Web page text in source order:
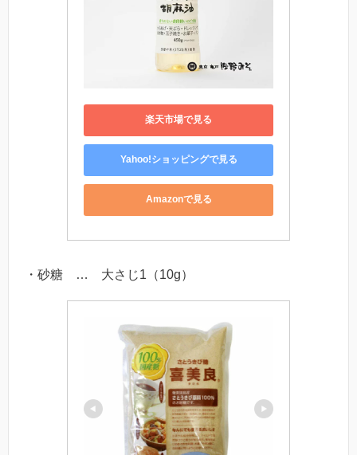
楽天市場で見る
Yahoo!ショッピングで見る
Amazonで見る
・砂糖 … 大さじ1（10g）